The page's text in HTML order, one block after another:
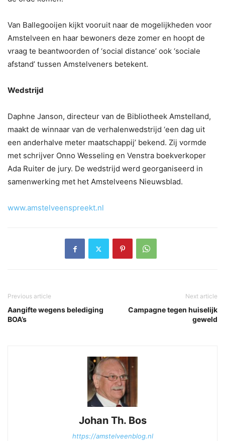
Van Ballegooijen kijkt vooruit naar de mogelijkheden voor
Amstelveen en haar bewoners deze zomer en hoopt de
vraag te beantwoorden of ‘social distance’ ook ‘sociale
afstand’ tussen Amstelveners betekent.
Wedstrijd
Daphne Janson, directeur van de Bibliotheek Amstelland,
maakt de winnaar van de verhalenwedstrijd ‘een dag uit
een anderhalve meter maatschappij’ bekend. Zij vormde
met schrijver Onno Wesseling en Venstra boekverkoper
Ada Ruiter de jury. De wedstrijd werd georganiseerd in
samenwerking met het Amstelveens Nieuwsblad.
www.amstelveenspreekt.nl
Previous article
Aangifte wegens belediging
BOA’s
Next article
Campagne tegen huiselijk
geweld
Johan Th. Bos
https://amstelveenblog.nl